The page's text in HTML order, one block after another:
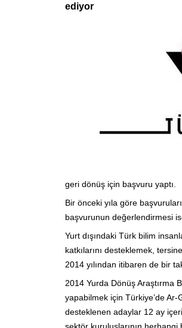
ediyor
geri dönüş için başvuru yaptı.
Bir önceki yıla göre
başvurunun değerlendirmesi
Yurt dışındaki Türk bilim
katkılarını desteklemek,
2014 yılından itibaren de bir
2014 Yurda Dönüş Araştırma
yapabilmek için Türkiye’de
desteklenen adaylar 12 ay